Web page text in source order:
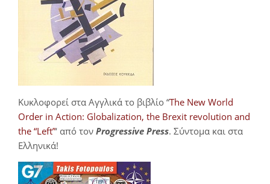
Κυκλοφορεί στα Αγγλικά το βιβλίο “The New World
Order in Action: Globalization, the Brexit revolution and
the “Left”‘ από τον Progressive Press. Σύντομα και στα
Ελληνικά!